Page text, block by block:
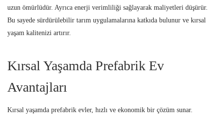
uzun ömürlüdür. Ayrıca enerji verimliliği sağlayarak maliyetleri düşürür.
Bu sayede sürdürülebilir tarım uygulamalarına katkıda bulunur ve kırsal
yaşam kalitenizi artırır.
Kırsal Yaşamda Prefabrik Ev
Avantajları
Kırsal yaşamda prefabrik evler, hızlı ve ekonomik bir çözüm sunar.